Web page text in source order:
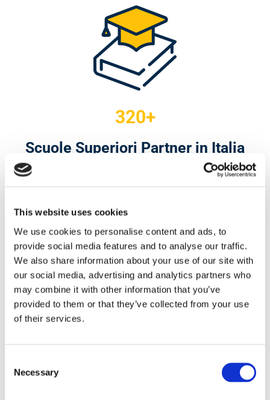
This website uses cookies
We use cookies to personalise content and ads, to
provide social media features and to analyse our traffic.
We also share information about your use of our site with
our social media, advertising and analytics partners who
may combine it with other information that you’ve
provided to them or that they’ve collected from your use
of their services.
Selection
Necessary
320+
Scuole Superiori Partner in Italia
1°